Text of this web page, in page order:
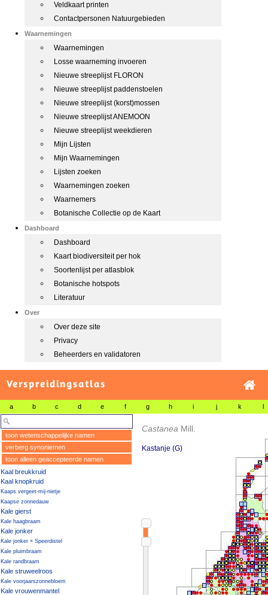
Veldkaart printen
Contactpersonen Natuurgebieden
Waarnemingen
Waarnemingen
Losse waarneming invoeren
Nieuwe streeplijst FLORON
Nieuwe streeplijst paddenstoelen
Nieuwe streeplijst (korst)mossen
Nieuwe streeplijst ANEMOON
Nieuwe streeplijst weekdieren
Mijn Lijsten
Mijn Waarnemingen
Lijsten zoeken
Waarnemingen zoeken
Waarnemers
Botanische Collectie op de Kaart
Dashboard
Dashboard
Kaart biodiversiteit per hok
Soortenlijst per atlasblok
Botanische hotspots
Literatuur
Over
Over deze site
Privacy
Beheerders en validatoren
Verspreidingsatlas
a b c d e f g h i j k l
toon wetenschappelijke namen
verberg synoniemen
toon alleen geaccepteerde namen
Kaal breukkruid
Kaal knopkruid
Kaaps vergeet-mij-nietje
Kaapse zonnedauw
Kale gierst
Kale haagbraam
Kale jonker
Kale jonker × Speerdistel
Kale pluimbraam
Kale randbraam
Kale struweelroos
Kale voorjaarszonnebloem
Kale vrouwenmantel
Castanea Mill.
Kastanje (G)